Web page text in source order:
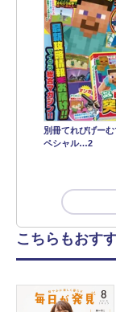
別冊てれびげー
ペシャル…2
こちらもおす